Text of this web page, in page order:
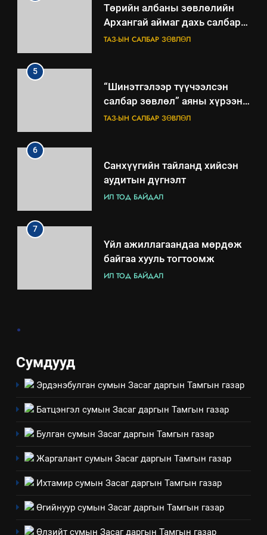
Төрийн албаны зөвлөлийн
Архангай аймаг дахь салбар
зөвлөлийн 2025 оны үйл
ТАЗ-ЫН САЛБАР ЗӨВЛӨЛ
5
“Шинэтгэлээр түүчээлсэн
салбар зөвлөл” аяны хүрээнд
зохион байгуулах арга
ТАЗ-ЫН САЛБАР ЗӨВЛӨЛ
6
Санхүүгийн тайланд хийсэн
аудитын дүгнэлт
ИЛ ТОД БАЙДАЛ
7
Үйл ажиллагаандаа мөрдөж
байгаа хууль тогтоомж
ИЛ ТОД БАЙДАЛ
технологийн хүн, мал, амьтны
үзүүлэх буюу үзүүлж байгаа
мэдээлэл
1
долоо хоног-2025
НЭЭЛТТЭЙ ЗАСГИЙН ТҮНШЛЭЛ
“БИД ИРГЭДЭЭ СОНСОЖ,
БАЙГУУЛНА
ЗАР ТАЗ-ЫН САЛБАР ЗӨВЛӨЛ
.
Сумдууд
Эрдэнэбулган сумын Засаг даргын Тамгын газар
Батцэнгэл сумын Засаг даргын Тамгын газар
Булган сумын Засаг даргын Тамгын газар
Жаргалант сумын Засаг даргын Тамгын газар
Ихтамир сумын Засаг даргын Тамгын газар
Өгийнуур сумын Засаг даргын Тамгын газар
Өлзийт сумын Засаг даргын Тамгын газар